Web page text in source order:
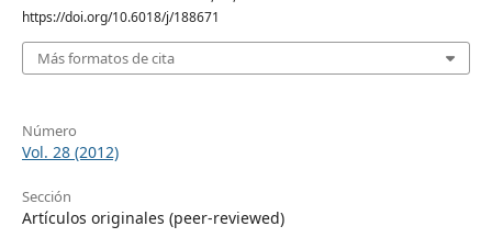
https://doi.org/10.6018/j/188671
Más formatos de cita
Número
Vol. 28 (2012)
Sección
Artículos originales (peer-reviewed)